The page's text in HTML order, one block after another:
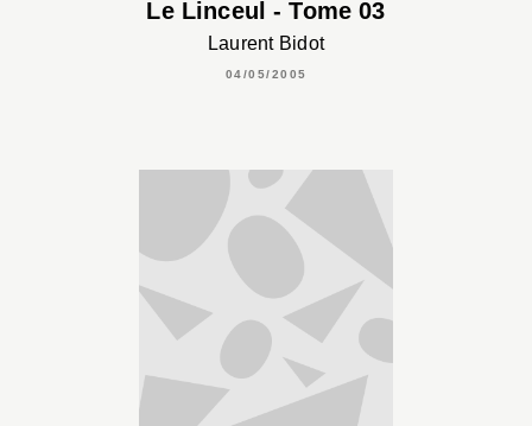
Le Linceul - Tome 03
Laurent Bidot
04/05/2005